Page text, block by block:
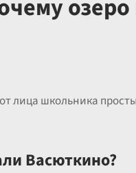
лица школьника
Васюткино?